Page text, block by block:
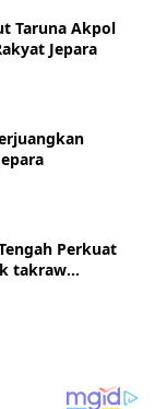
Taruna Akpol
Jepara
Perkuat
takraw